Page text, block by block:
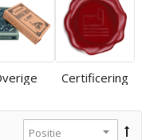
Certificering